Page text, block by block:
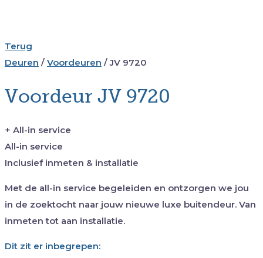
Terug
Deuren / Voordeuren /JV 9720
Voordeur JV 9720
+ All-in service
All-in service
Inclusief inmeten & installatie
Met de all-in service begeleiden en ontzorgen we jou
in de zoektocht naar jouw nieuwe luxe buitendeur. Van
inmeten tot aan installatie.
Dit zit er inbegrepen: